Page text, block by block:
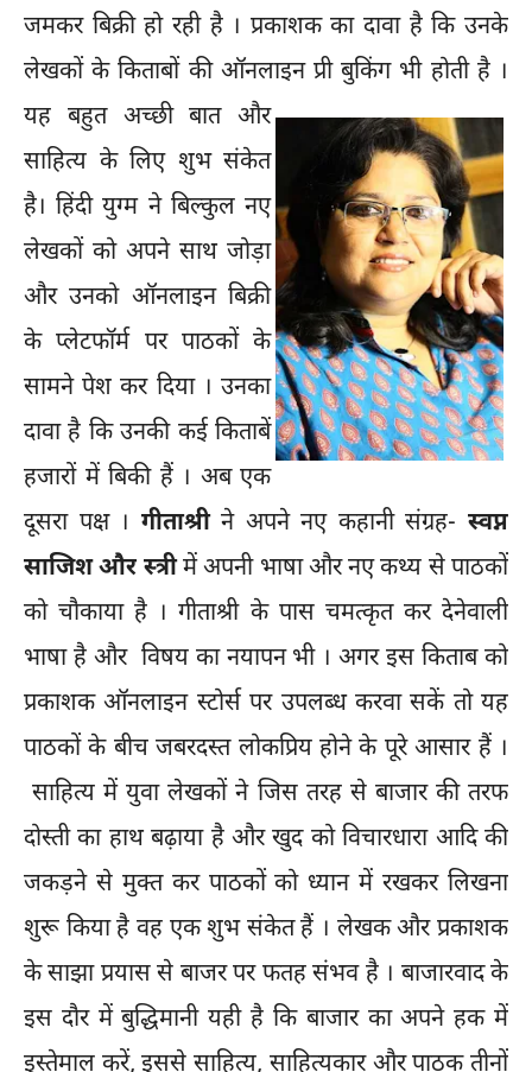
जमकर बिक्री हो रही है । प्रकाशक का दावा है कि उनके
लेखकों के किताबों की ऑनलाइन प्री बुकिंग भी होती है ।
यह बहुत अच्छी बात और
साहित्य के लिए शुभ संकेत
है। हिंदी युग्म ने बिल्कुल नए
लेखकों को अपने साथ जोड़ा
और उनको ऑनलाइन बिक्री
के प्लेटफॉर्म पर पाठकों के
सामने पेश कर दिया । उनका
दावा है कि उनकी कई किताबें
हजारों में बिकी हैं । अब एक
दूसरा पक्ष । गीताश्रीने अपने नए कहानी संग्रह-स्वप्न
साजिश और स्त्रीमें अपनी भाषा और नए कथ्य से पाठकों
को चौकाया है । गीताश्री के पास चमत्कृत कर देनेवाली
भाषा है और विषय का नयापन भी । अगर इस किताब को
प्रकाशक ऑनलाइन स्टोर्स पर उपलब्ध करवा सकें तो यह
पाठकों के बीच जबरदस्त लोकप्रिय होने के पूरे आसार हैं ।
साहित्य में युवा लेखकों ने जिस तरह से बाजार की तरफ
दोस्ती का हाथ बढ़ाया है और खुद को विचारधारा आदि की
जकड़ने से मुक्त कर पाठकों को ध्यान में रखकर लिखना
शुरू किया है वह एक शुभ संकेत हैं । लेखक और प्रकाशक
के साझा प्रयास से बाजर पर फतह संभव है । बाजारवाद के
इस दौर में बुद्धिमानी यही है कि बाजार का अपने हक में
इस्तेमाल करें, इससे साहित्य, साहित्यकार और पाठक तीनों